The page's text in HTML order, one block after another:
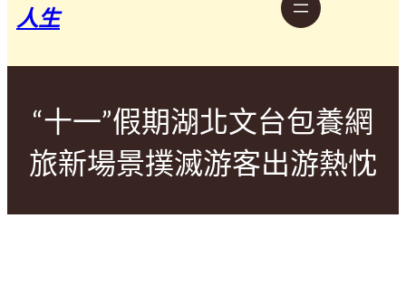
人生
“十一”假期湖北文台包養網
旅新場景撲滅游客出游熱忱